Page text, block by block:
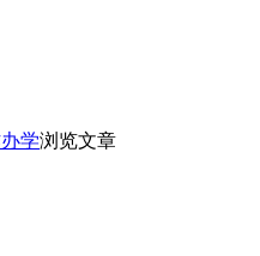
学浏览文章